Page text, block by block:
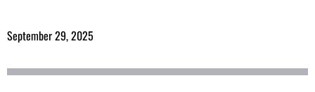
September 29, 2025